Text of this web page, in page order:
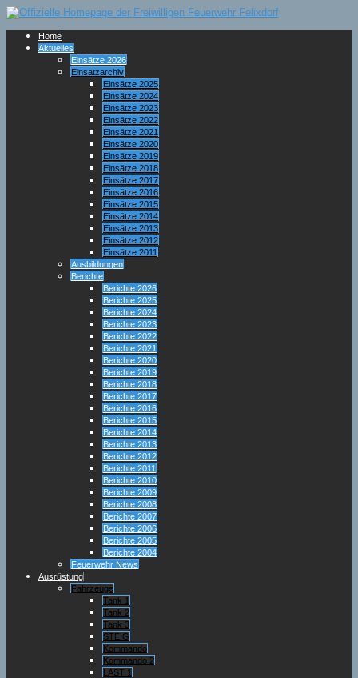
Home
Aktuelles
Einsätze 2026
Einsatzarchiv
Einsätze 2025
Einsätze 2024
Einsätze 2023
Einsätze 2022
Einsätze 2021
Einsätze 2020
Einsätze 2019
Einsätze 2018
Einsätze 2017
Einsätze 2016
Einsätze 2015
Einsätze 2014
Einsätze 2013
Einsätze 2012
Einsätze 2011
Ausbildungen
Berichte
Berichte 2026
Berichte 2025
Berichte 2024
Berichte 2023
Berichte 2022
Berichte 2021
Berichte 2020
Berichte 2019
Berichte 2018
Berichte 2017
Berichte 2016
Berichte 2015
Berichte 2014
Berichte 2013
Berichte 2012
Berichte 2011
Berichte 2010
Berichte 2009
Berichte 2008
Berichte 2007
Berichte 2006
Berichte 2005
Berichte 2004
Feuerwehr News
Ausrüstung
Fahrzeuge
Tank 1
Tank 2
Tank 3
STEIG
Kommando
Kommando 2
LAST 1